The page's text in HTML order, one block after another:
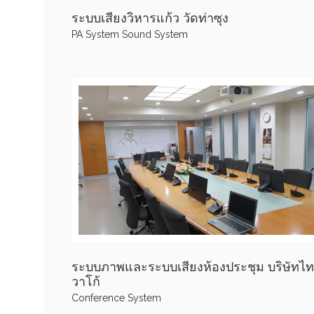
ระบบเสียงวิหารแก้ว วัดท่าซุง
PA System Sound System
ระบบภาพและระบบเสียงห้องประชุม บริษัทไ
วาโก้
Conference System